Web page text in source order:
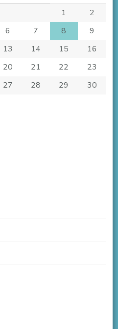
1
2
6 7 8
9
13 14 15
16
20 21 22
23
27 28 29
30